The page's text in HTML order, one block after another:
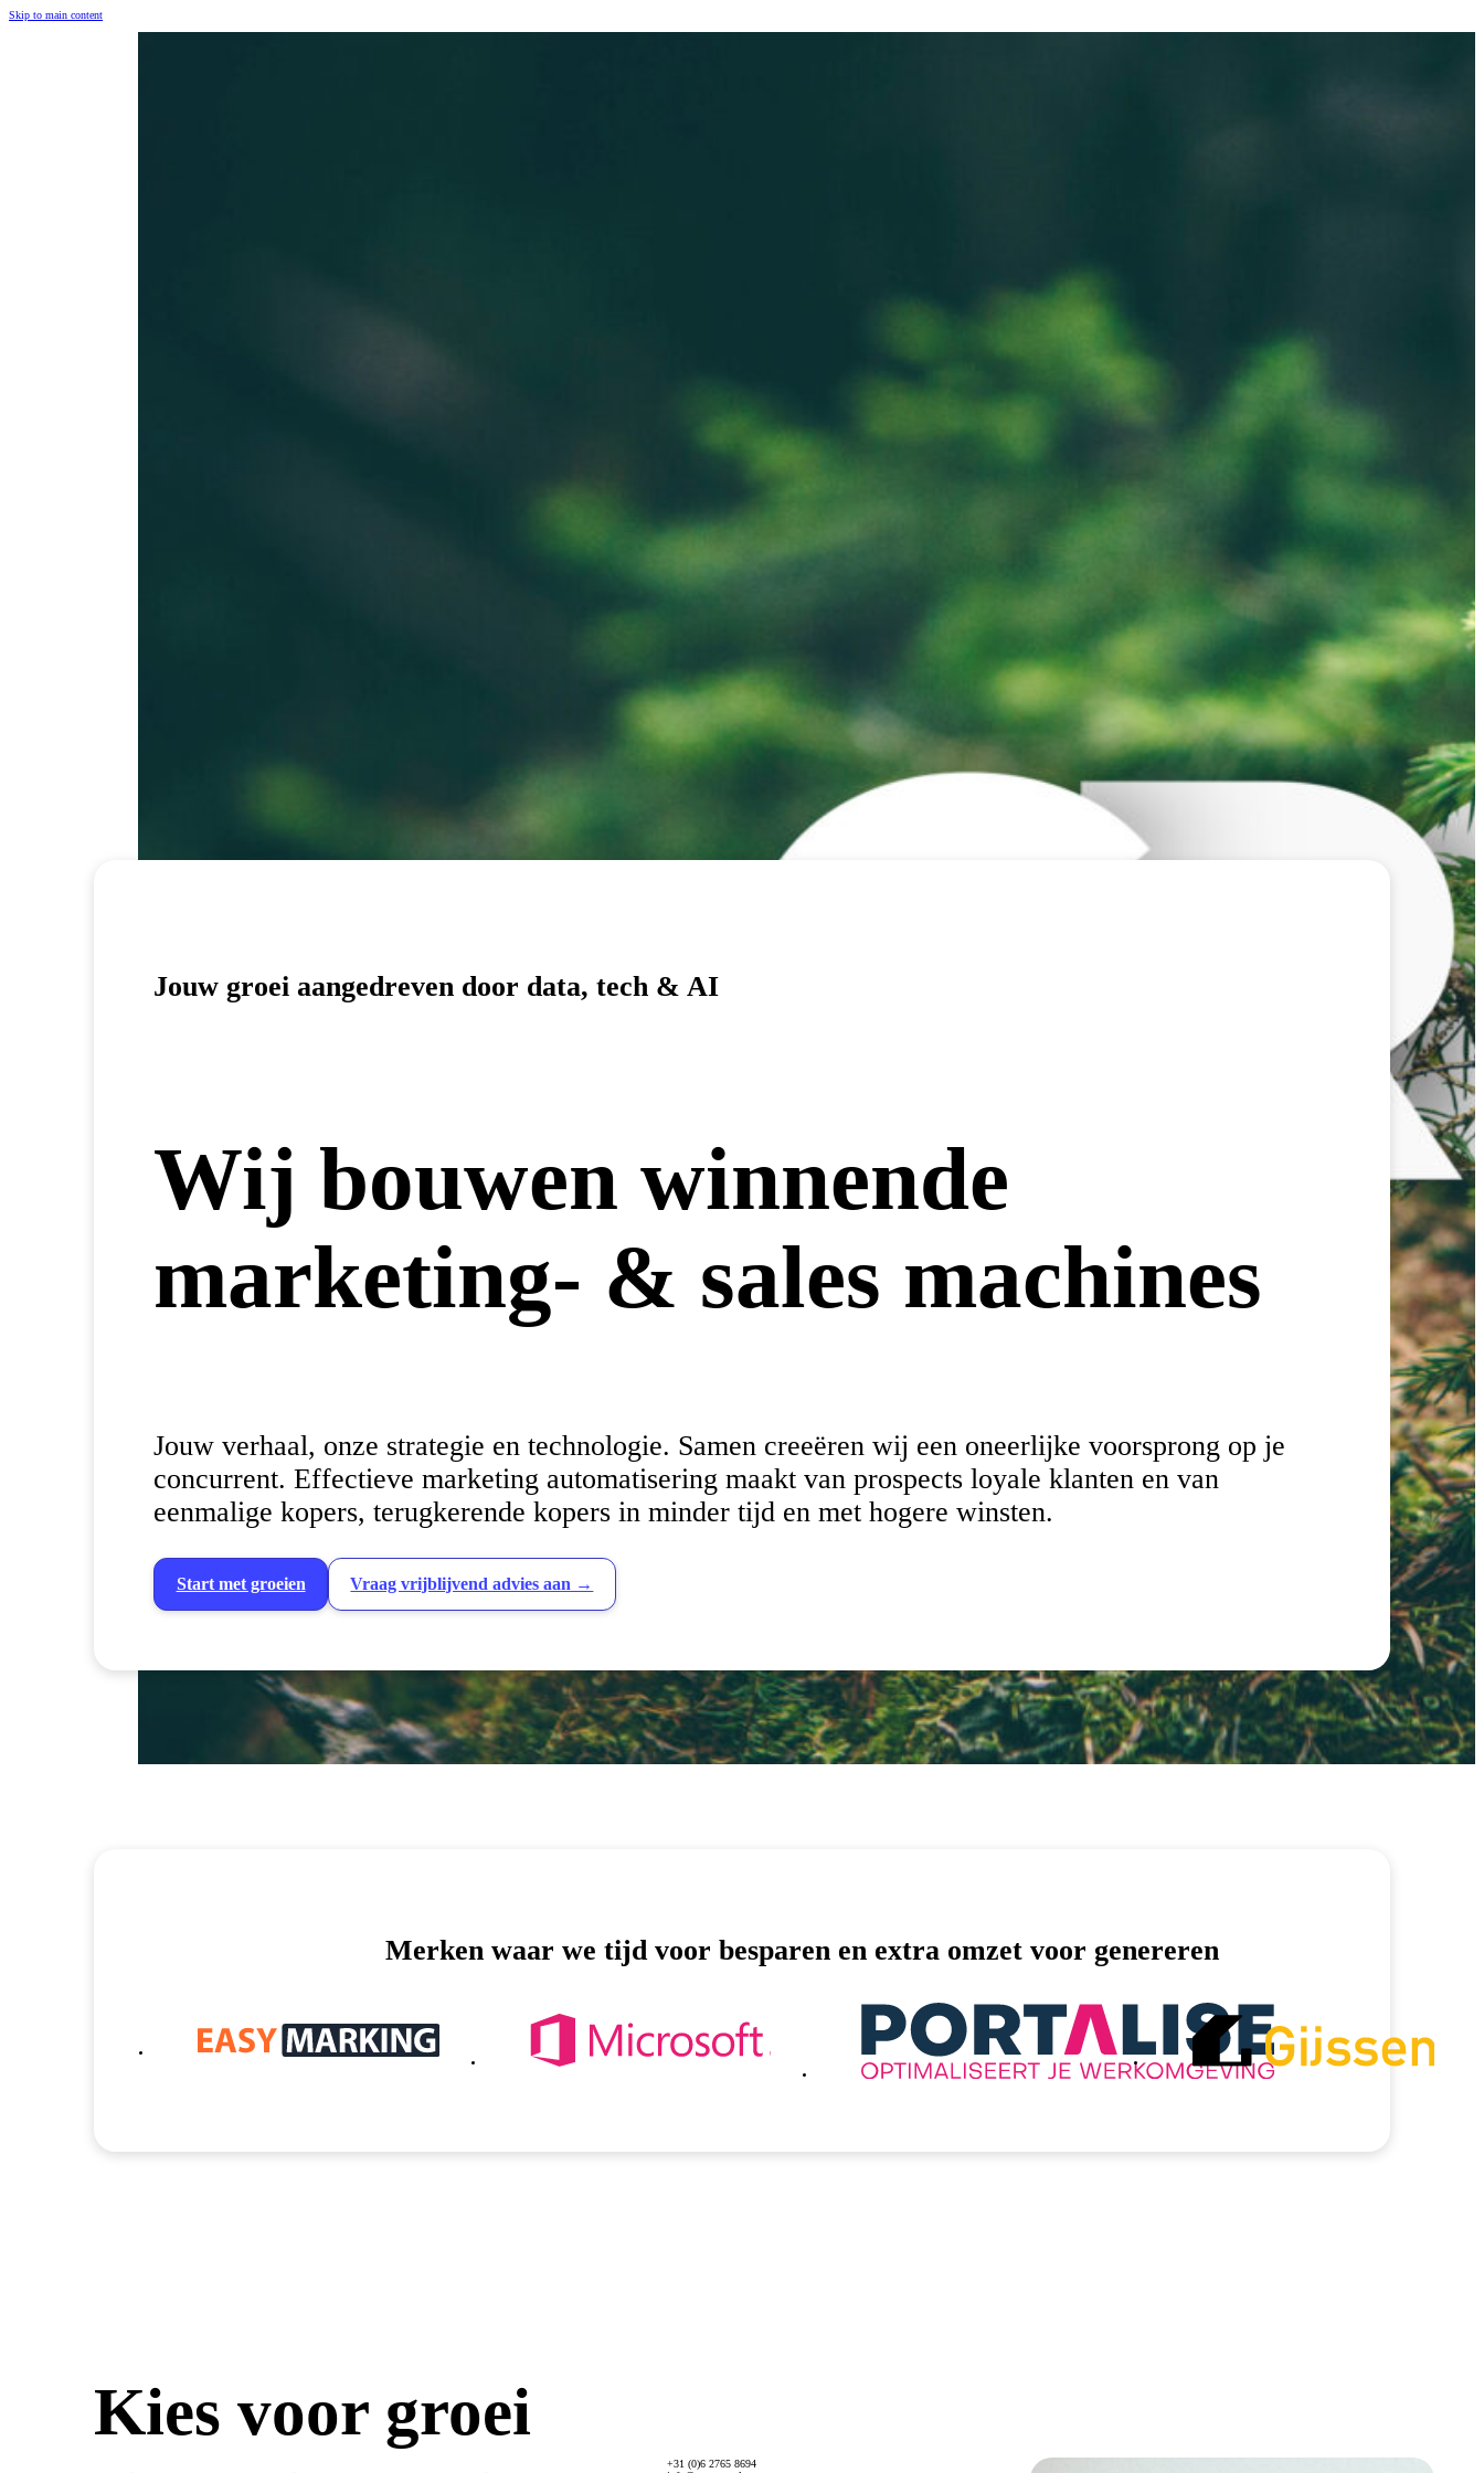
Skip to main content
Jouw groei aangedreven door data, tech & AI
Wij bouwen winnende
marketing- & sales machines
Jouw verhaal, onze strategie en technologie. Samen creeëren wij een oneerlijke voorsprong op je
concurrent. Effectieve marketing automatisering maakt van prospects loyale klanten en van
eenmalige kopers, terugkerende kopers in minder tijd en met hogere winsten.
Start met groeien Vraag vrijblijvend advies aan →
Merken waar we tijd voor besparen en extra omzet voor genereren
Kies voor groei
+31 (0)6 2765 8694